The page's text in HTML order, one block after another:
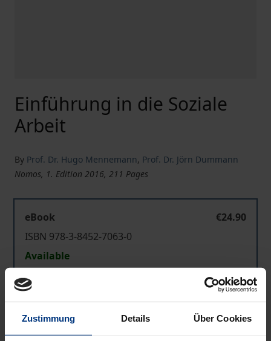
Zustimmung Details Über Cookies
Einführung in die Soziale
Arbeit
By Prof. Dr. Hugo Mennemann, Prof. Dr. Jörn Dummann
Nomos, 1. Edition 2016, 211 Pages
eBook
€24.90
ISBN 978-3-8452-7063-0
Available